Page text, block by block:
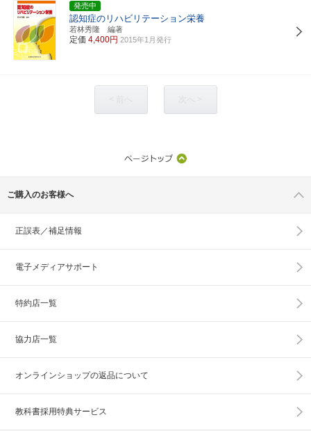
発売中
認知症のリハビリテーション栄養
若林秀隆 編著
定価 4,400円 2015年1月発行
ご購入のお客様へ
正誤表／補足情報
電子メディアサポート
特約店一覧
協力店一覧
オンラインショップの返品について
教科書採用特典サービス